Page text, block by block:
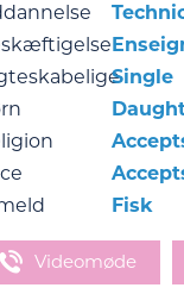
Single
Fisk
Videomøde